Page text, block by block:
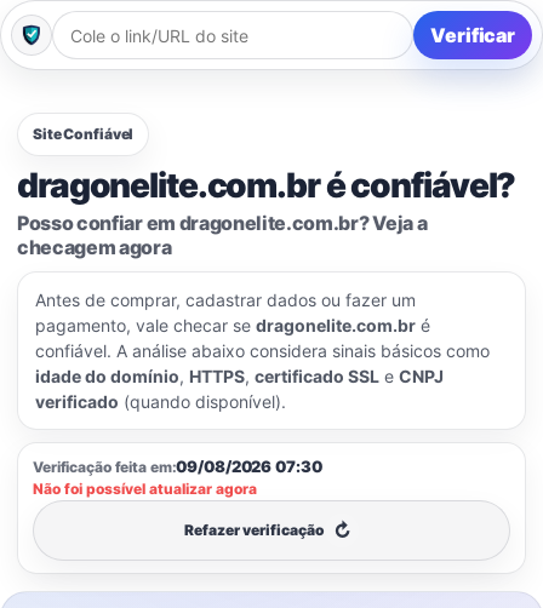
Verificar
Site Confiável
dragonelite.com.br é confiável?
Posso confiar em dragonelite.com.br? Veja a
checagem agora
Antes de comprar, cadastrar dados ou fazer um
pagamento, vale checar se dragonelite.com.br é
confiável. A análise abaixo considera sinais básicos como
idade do domínio, HTTPS, certificado SSL e CNPJ
verificado (quando disponível).
Verificação feita em:09/08/2026 07:30
Não foi possível atualizar agora
Refazer verificação ↻